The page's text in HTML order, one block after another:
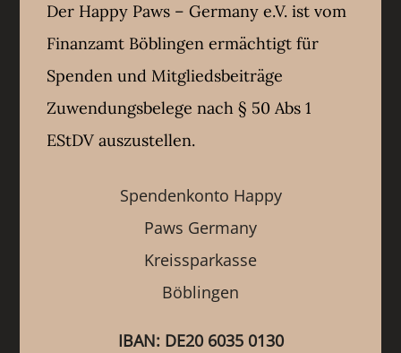
Der Happy Paws – Germany e.V. ist vom
Finanzamt Böblingen ermächtigt für
Spenden und Mitgliedsbeiträge
Zuwendungsbelege nach § 50 Abs 1
EStDV auszustellen.
Spendenkonto Happy
Paws Germany
Kreissparkasse
Böblingen
IBAN: DE20 6035 0130